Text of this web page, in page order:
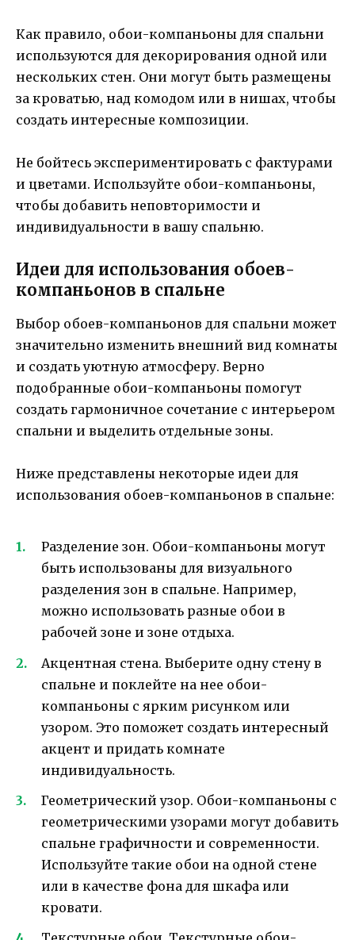
Как правило, обои-компаньоны для спальни
используются для декорирования одной или
нескольких стен. Они могут быть размещены
за кроватью, над комодом или в нишах, чтобы
создать интересные композиции.
Не бойтесь экспериментировать с фактурами
и цветами. Используйте обои-компаньоны,
чтобы добавить неповторимости и
индивидуальности в вашу спальню.
Идеи для использования обоев-
компаньонов в спальне
Выбор обоев-компаньонов для спальни может
значительно изменить внешний вид комнаты
и создать уютную атмосферу. Верно
подобранные обои-компаньоны помогут
создать гармоничное сочетание с интерьером
спальни и выделить отдельные зоны.
Ниже представлены некоторые идеи для
использования обоев-компаньонов в спальне:
Разделение зон. Обои-компаньоны могут
быть использованы для визуального
разделения зон в спальне. Например,
можно использовать разные обои в
рабочей зоне и зоне отдыха.
Акцентная стена. Выберите одну стену в
спальне и поклейте на нее обои-
компаньоны с ярким рисунком или
узором. Это поможет создать интересный
акцент и придать комнате
индивидуальность.
Геометрический узор. Обои-компаньоны с
геометрическими узорами могут добавить
спальне графичности и современности.
Используйте такие обои на одной стене
или в качестве фона для шкафа или
кровати.